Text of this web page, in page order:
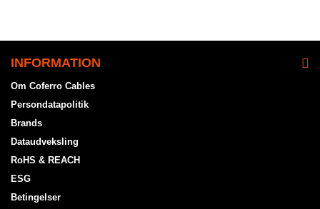
INFORMATION
Om Coferro Cables
Persondatapolitik
Brands
Dataudveksling
RoHS & REACH
ESG
Betingelser